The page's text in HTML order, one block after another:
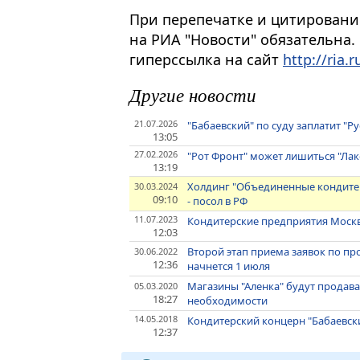
При перепечатке и
на РИА "Новости"
гиперссылка на сайт http://
Другие новости
21.07.2026
13:05
"Бабаевский" по суду заплатит
27.02.2026
13:19
"Рот Фронт" может лишиться
30.03.2024
09:10
Холдинг "Объединенные
- посол в РФ
11.07.2023
12:03
Кондитерские предприятия
30.06.2022
12:36
Второй этап приема заявок по
начнется 1 июля
05.03.2020
18:27
Магазины "Аленка" будут
необходимости
14.05.2018
12:37
Кондитерский концерн